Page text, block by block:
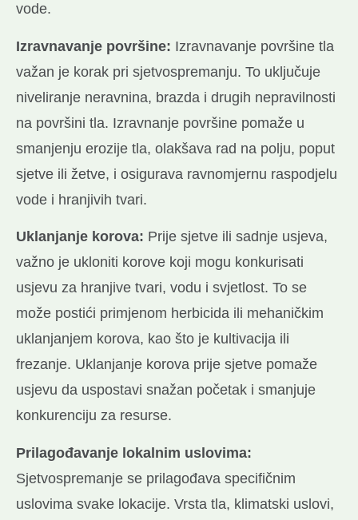
vode.
Izravnavanje površine: Izravnavanje površine tla
važan je korak pri sjetvospremanju. To uključuje
niveliranje neravnina, brazda i drugih nepravilnosti
na površini tla. Izravnanje površine pomaže u
smanjenju erozije tla, olakšava rad na polju, poput
sjetve ili žetve, i osigurava ravnomjernu raspodjelu
vode i hranjivih tvari.
Uklanjanje korova: Prije sjetve ili sadnje usjeva,
važno je ukloniti korove koji mogu konkurisati
usjevu za hranjive tvari, vodu i svjetlost. To se
može postići primjenom herbicida ili mehaničkim
uklanjanjem korova, kao što je kultivacija ili
frezanje. Uklanjanje korova prije sjetve pomaže
usjevu da uspostavi snažan početak i smanjuje
konkurenciju za resurse.
Prilagođavanje lokalnim uslovima:
Sjetvospremanje se prilagođava specifičnim
uslovima svake lokacije. Vrsta tla, klimatski uslovi,